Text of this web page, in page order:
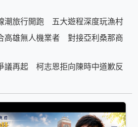
潮旅行開跑 五大遊程深度玩漁村
高雄無人機業者 對接亞利桑那商
議再起 柯志恩拒向陳時中道歉反